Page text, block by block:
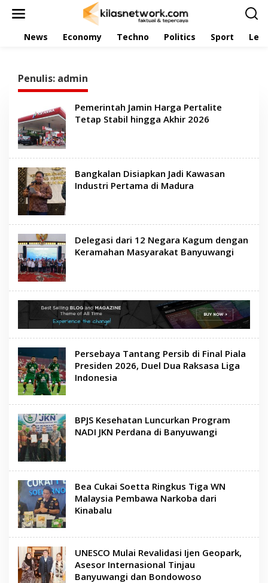
News Economy Techno Politics Sport
Penulis: admin
Pemerintah Jamin Harga Pertalite
Tetap Stabil hingga Akhir 2026
Bangkalan Disiapkan Jadi Kawasan
Industri Pertama di Madura
Delegasi dari 12 Negara Kagum dengan
Keramahan Masyarakat Banyuwangi
Persebaya Tantang Persib di Final Piala
Presiden 2026, Duel Dua Raksasa Liga
Indonesia
BPJS Kesehatan Luncurkan Program
NADI JKN Perdana di Banyuwangi
Bea Cukai Soetta Ringkus Tiga WN
Malaysia Pembawa Narkoba dari
Kinabalu
UNESCO Mulai Revalidasi Ijen Geopark,
Asesor Internasional Tinjau
Banyuwangi dan Bondowoso